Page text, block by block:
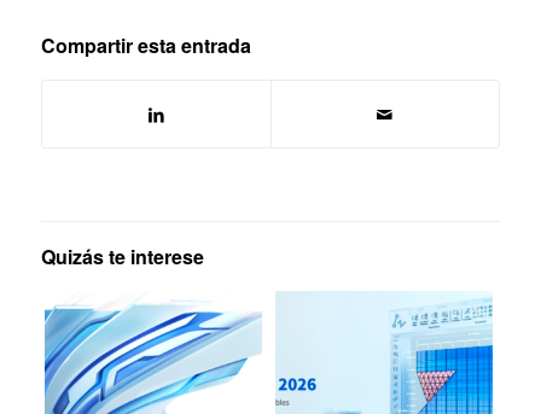
Compartir esta entrada
Quizás te interese